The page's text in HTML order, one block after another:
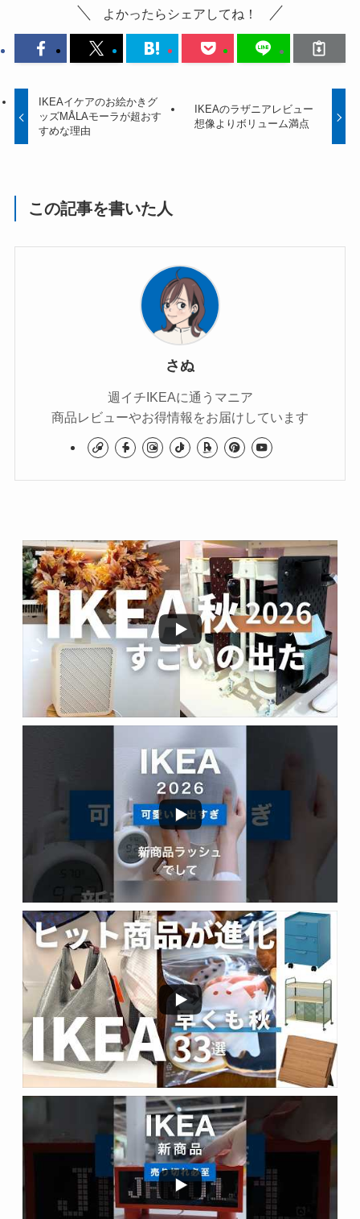
よかったらシェアしてね！
IKEAイケアのお絵かきグ
ッズMÅLAモーラが超おす
すめな理由
IKEAのラザニアレビュー
想像よりボリューム満点
この記事を書いた人
さぬ
週イチIKEAに通うマニア
商品レビューやお得情報をお届けしています